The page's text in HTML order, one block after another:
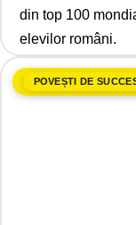
din top 100
elevilor români.
POVEȘTI DE